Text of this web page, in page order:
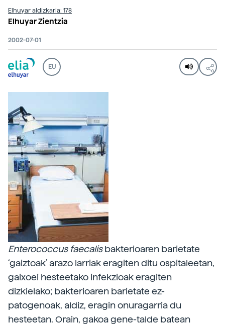
Elhuyar aldizkaria: 178
Elhuyar Zientzia
2002-07-01
EU
Enterococcus faecalisbakterioaren barietate
‘gaiztoak’ arazo larriak eragiten ditu ospitaleetan,
gaixoei hesteetako infekzioak eragiten
dizkielako; bakterioaren barietate ez-
patogenoak, aldiz, eragin onuragarria du
hesteetan. Orain, gakoa gene-talde batean